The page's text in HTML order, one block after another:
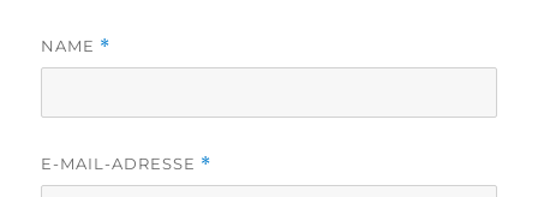
NAME *
E-MAIL-ADRESSE *